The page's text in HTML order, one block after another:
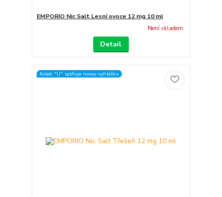
EMPORIO Nic Salt Lesní ovoce 12 mg 10 ml
Není skladem
Detail
Kolek "U" splňuje novou vyhlášku